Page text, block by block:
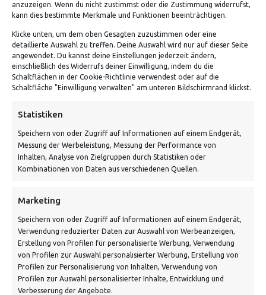
anzuzeigen. Wenn du nicht zustimmst oder die Zustimmung widerrufst,
kann dies bestimmte Merkmale und Funktionen beeinträchtigen.
Klicke unten, um dem oben Gesagten zuzustimmen oder eine
detaillierte Auswahl zu treffen. Deine Auswahl wird nur auf dieser Seite
angewendet. Du kannst deine Einstellungen jederzeit ändern,
einschließlich des Widerrufs deiner Einwilligung, indem du die
Schaltflächen in der Cookie-Richtlinie verwendest oder auf die
Schaltfläche "Einwilligung verwalten" am unteren Bildschirmrand klickst.
Statistiken
Speichern von oder Zugriff auf Informationen auf einem Endgerät,
Messung der Werbeleistung, Messung der Performance von
Inhalten, Analyse von Zielgruppen durch Statistiken oder
Kombinationen von Daten aus verschiedenen Quellen.
Marketing
Speichern von oder Zugriff auf Informationen auf einem Endgerät,
Verwendung reduzierter Daten zur Auswahl von Werbeanzeigen,
Erstellung von Profilen für personalisierte Werbung, Verwendung
von Profilen zur Auswahl personalisierter Werbung, Erstellung von
Profilen zur Personalisierung von Inhalten, Verwendung von
Profilen zur Auswahl personalisierter Inhalte, Entwicklung und
Verbesserung der Angebote.
ADRESSE
Von Tiling GmbH
Kontakt: Mo - Fr von 10:00 bis 18:00 Uhr
info@vontiling.de